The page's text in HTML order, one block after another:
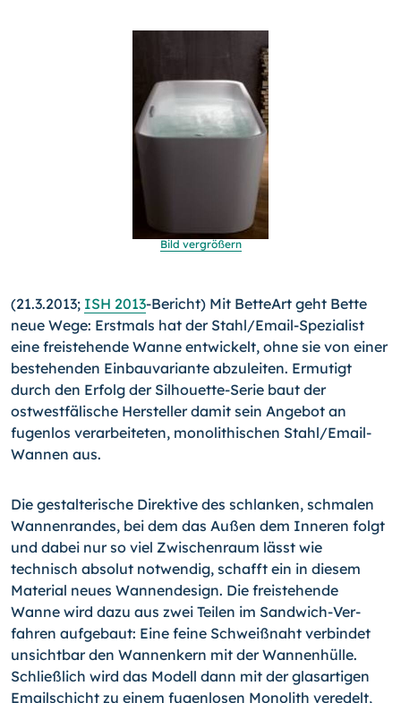
Bild vergrößern
(21.3.2013; ISH 2013-Bericht) Mit BetteArt geht Bette
neue Wege: Erstmals hat der Stahl/Email-Spezialist
eine freistehen­de Wanne entwickelt, ohne sie von einer
bestehenden Einbau­variante abzuleiten. Ermutigt
durch den Erfolg der Silhouette-­Serie baut der
ostwestfälische Hersteller damit sein Angebot an
fugenlos verarbeiteten, monolithischen Stahl/Email-
Wannen aus.
Die gestalterische Direktive des schlanken, schmalen
Wannen­randes, bei dem das Außen dem Inneren folgt
und dabei nur so viel Zwischenraum lässt wie
technisch absolut notwendig, schafft ein in diesem
Material neues Wannendesign. Die frei­stehende
Wanne wird dazu aus zwei Teilen im Sandwich-Ver­
fahren aufgebaut: Eine feine Schweißnaht verbindet
unsicht­bar den Wannenkern mit der Wannenhülle.
Schließlich wird das Modell dann mit der glasartigen
Emailschicht zu einem fugenlosen Monolith veredelt,